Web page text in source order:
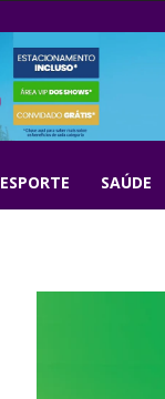
ESPORTE SAÚDE